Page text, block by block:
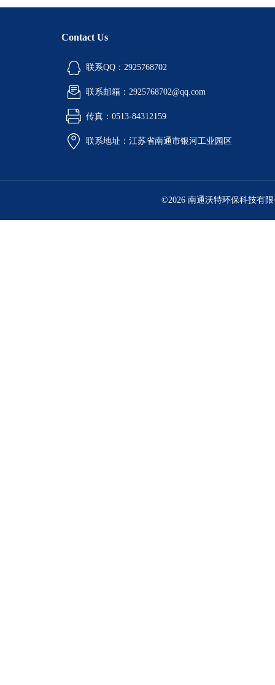
Contact Us
联系QQ：2925768702
联系邮箱：2925768702@qq.com
传真：0513-84312159
联系地址：江苏省南通市银河工业园区
©2026 南通沃特环保科技有